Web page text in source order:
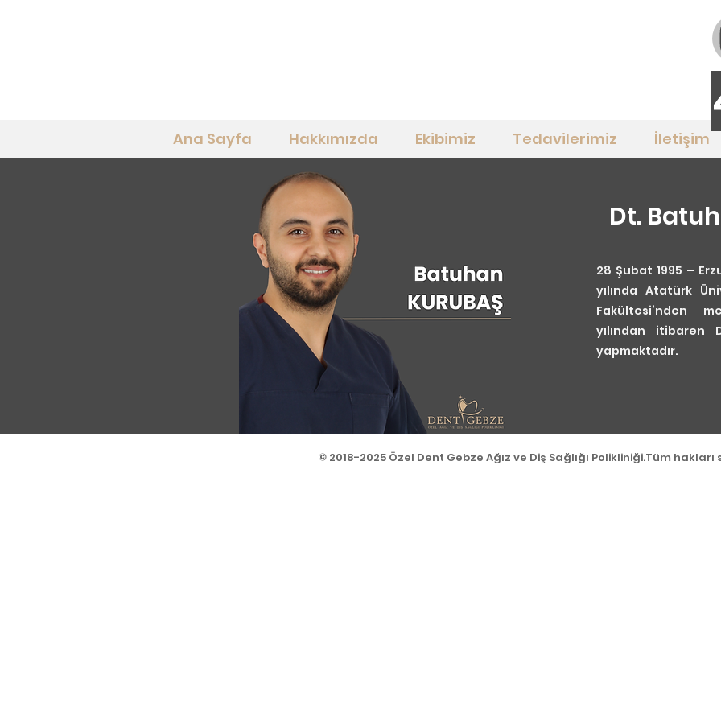
Ana Sayfa Hakkımızda Ekibimiz Tedavilerimiz İletişim
Dt.
28 Şubat 1995 –
yılında Atatürk
Fakültesi’nden
yılından itibaren
yapmaktadır.
© 2018-2025 Özel Dent Gebze Ağız ve Diş Sağlığı Polikliniği.Tüm hakları